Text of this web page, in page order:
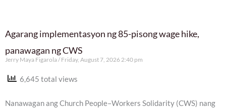
Agarang implementasyon ng 85-pisong wage hike,
panawagan ng CWS
Jerry Maya Figarola Friday, August 7, 2026 2:40 pm
6,645 total views
Nanawagan ang Church People–Workers Solidarity (CWS) nang